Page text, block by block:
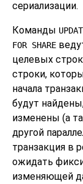
сериализации.
Команды
FOR SHARE
целевых
строки,
начала
будут
изменены (а
другой
транзакция в
ожидать
изменяющей